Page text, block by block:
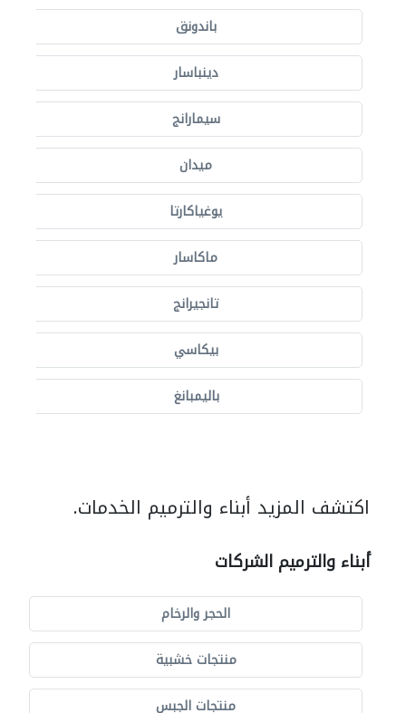
باندونق
دينباسار
سيمارانج
ميدان
يوغياكارتا
ماكاسار
تانجيرانج
بيكاسي
باليمبانغ
اكتشف المزيد أبناء والترميم الخدمات.
أبناء والترميم الشركات
الحجر والرخام
منتجات خشبية
منتجات الجبس